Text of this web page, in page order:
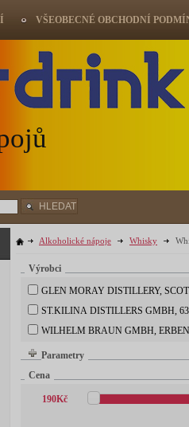
Alkoholické nápoje Whisky
Výrobci
GLEN MORAY DISTILLERY,
ST.KILINA DISTILLERS GMBH,
WILHELM BRAUN GMBH,
Parametry
Cena
190Kč
VŠEOBECNÉ OBCHODNÍ
HLEDAT